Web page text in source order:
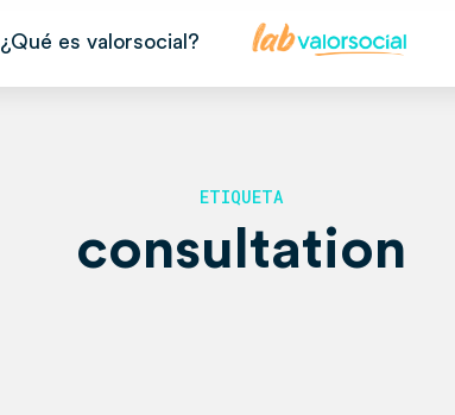
¿Qué es valorsocial?
ETIQUETA
consultation